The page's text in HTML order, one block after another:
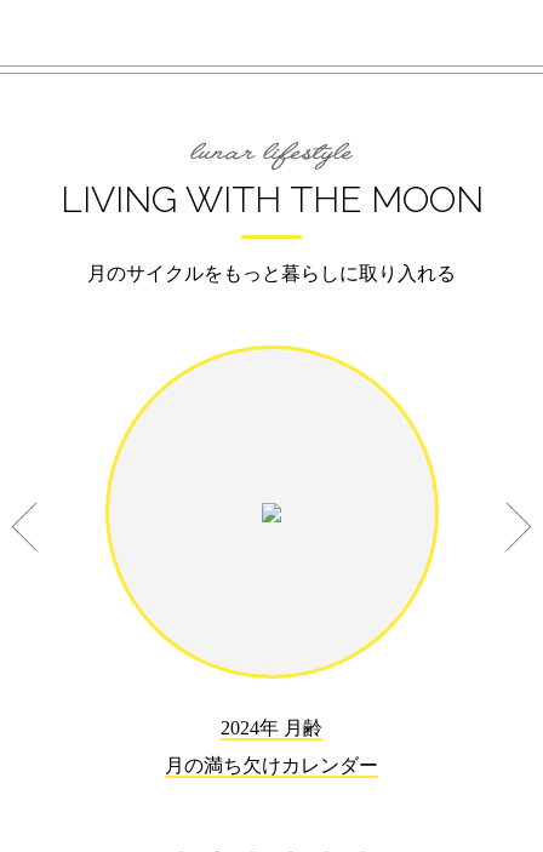
LIVING WITH THE MOON
月のサイクルをもっと暮らしに取り入れる
2024年 月齢
月の満ち欠けカレンダー